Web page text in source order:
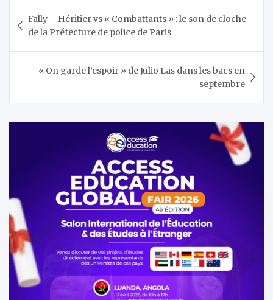
de
l’article
Fally – Héritier vs « Combattants » : le son de cloche
de la Préfecture de police de Paris
« On garde l’espoir » de Julio Las dans les bacs en
septembre